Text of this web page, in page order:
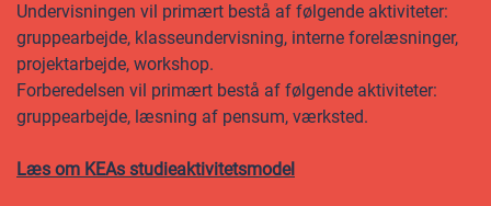
Undervisningen vil primært bestå af følgende aktiviteter:
gruppearbejde, klasseundervisning, interne forelæsninger,
projektarbejde, workshop.
Forberedelsen vil primært bestå af følgende aktiviteter:
gruppearbejde, læsning af pensum, værksted.
Læs om KEAs studieaktivitetsmodel